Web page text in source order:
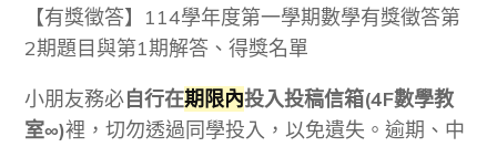
【有獎徵答】114學年度第一學期數學有獎徵答第
2期題目與第1期解答、得獎名單
小朋友務必自行在期限內投入投稿信箱(4F數學教
室∞)裡，切勿透過同學投入，以免遺失。逾期、中